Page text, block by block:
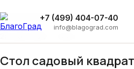
+7 (499) 404-07-40
info@blagograd.com
Архитектура
Стол садовый